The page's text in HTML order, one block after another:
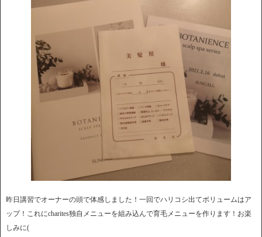
昨日講習でオーナーの頭で体感しました！一回でハリコシ出てボリュームはア
ップ！これにcharites独自メニューを組み込んで育毛メニューを作ります！お楽
しみに(